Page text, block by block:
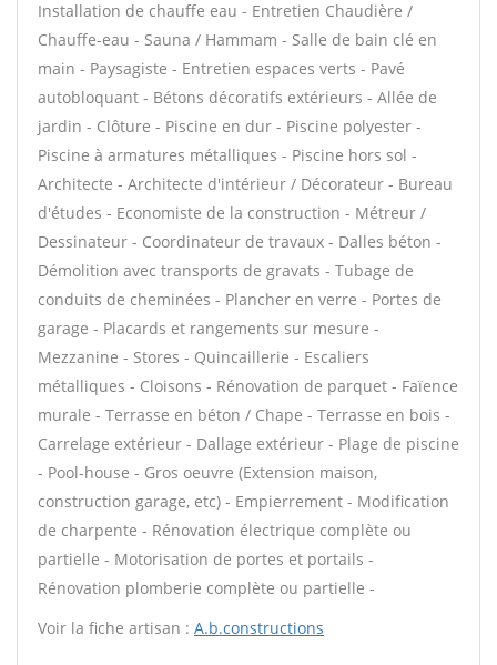
Installation de chauffe eau - Entretien Chaudière /
Chauffe-eau - Sauna / Hammam - Salle de bain clé en
main - Paysagiste - Entretien espaces verts - Pavé
autobloquant - Bétons décoratifs extérieurs - Allée de
jardin - Clôture - Piscine en dur - Piscine polyester -
Piscine à armatures métalliques - Piscine hors sol -
Architecte - Architecte d'intérieur / Décorateur - Bureau
d'études - Economiste de la construction - Métreur /
Dessinateur - Coordinateur de travaux - Dalles béton -
Démolition avec transports de gravats - Tubage de
conduits de cheminées - Plancher en verre - Portes de
garage - Placards et rangements sur mesure -
Mezzanine - Stores - Quincaillerie - Escaliers
métalliques - Cloisons - Rénovation de parquet - Faïence
murale - Terrasse en béton / Chape - Terrasse en bois -
Carrelage extérieur - Dallage extérieur - Plage de piscine
- Pool-house - Gros oeuvre (Extension maison,
construction garage, etc) - Empierrement - Modification
de charpente - Rénovation électrique complète ou
partielle - Motorisation de portes et portails -
Rénovation plomberie complète ou partielle -
Voir la fiche artisan : A.b.constructions